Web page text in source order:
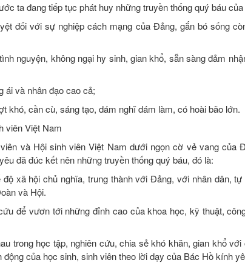
ta đang tiếp tục phát huy những truyền thống quý báu
đối với sự nghiệp cách mạng của Đảng, gắn bó sống
nguyện, không ngại hy sinh, gian khổ, sẵn sàng đảm
ái và nhân đạo cao cả;
khó, cần cù, sáng tạo, dám nghĩ dám làm, có hoài bão lớn.
viên Việt Nam
và Hội sinh viên Việt Nam dưới ngọn cờ vẻ vang của
đã đúc kết nên những truyền thống quý báu, đó là:
xã hội chủ nghĩa, trung thành với Đảng, với nhân dân,
và Hội.
để vươn tới những đỉnh cao của khoa học, kỹ thuật,
trong học tập, nghiên cứu, chia sẻ khó khăn, gian khổ
của học sinh, sinh viên theo lời dạy của Bác Hồ kính